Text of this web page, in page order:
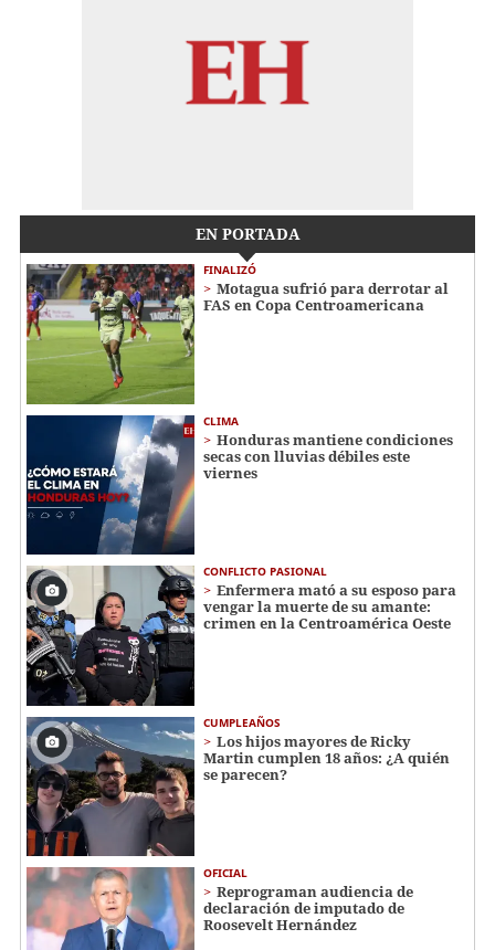
EN PORTADA
FINALIZÓ
Motagua sufrió para derrotar al
FAS en Copa Centroamericana
CLIMA
Honduras mantiene condiciones
secas con lluvias débiles este
viernes
CONFLICTO PASIONAL
Enfermera mató a su esposo para
vengar la muerte de su amante:
crimen en la Centroamérica Oeste
CUMPLEAÑOS
Los hijos mayores de Ricky
Martin cumplen 18 años: ¿A quién
se parecen?
OFICIAL
Reprograman audiencia de
declaración de imputado de
Roosevelt Hernández